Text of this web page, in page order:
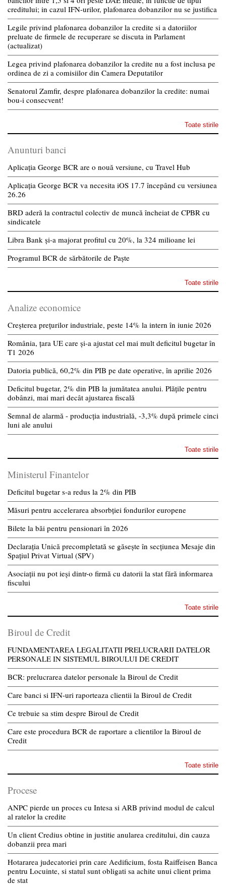
creditului; in cazul IFN-urilor, plafonarea dobanzilor nu se justifica
Legile privind plafonarea dobanzilor la credite si a datoriilor
preluate de firmele de recuperare se discuta in Parlament
(actualizat)
Legea privind plafonarea dobanzilor la credite nu a fost inclusa pe
ordinea de zi a comisiilor din Camera Deputatilor
Senatorul Zamfir, despre plafonarea dobanzilor la credite: numai
bou-i consecvent!
Toate stirile
Anunturi banci
Aplicația George BCR are o nouă versiune, cu Travel Hub
Aplicația George BCR va necesita iOS 17.7 începând cu versiunea
26.26
BRD aderă la contractul colectiv de muncă încheiat de CPBR cu
sindicatele
Libra Bank și-a majorat profitul cu 20%, la 324 milioane lei
Programul BCR de sărbătorile de Paște
Toate stirile
Analize economice
Creșterea prețurilor industriale, peste 14% la intern în iunie 2026
România, țara UE care și-a ajustat cel mai mult deficitul bugetar în
T1 2026
Datoria publică, 60,2% din PIB pe date operative, în aprilie 2026
Deficitul bugetar, 2% din PIB la jumătatea anului. Plățile pentru
dobânzi, mai mari decât ajustarea fiscală
Semnal de alarmă - producția industrială, -3,3% după primele cinci
luni ale anului
Toate stirile
Ministerul Finantelor
Deficitul bugetar s-a redus la 2% din PIB
Măsuri pentru accelerarea absorbției fondurilor europene
Bilete la băi pentru pensionari în 2026
Declarația Unică precompletată se găsește în secțiunea Mesaje din
Spațiul Privat Virtual (SPV)
Asociații nu pot ieși dintr-o firmă cu datorii la stat fără informarea
fiscului
Toate stirile
Biroul de Credit
FUNDAMENTAREA LEGALITATII PRELUCRARII DATELOR
PERSONALE IN SISTEMUL BIROULUI DE CREDIT
BCR: prelucrarea datelor personale la Biroul de Credit
Care banci si IFN-uri raporteaza clientii la Biroul de Credit
Ce trebuie sa stim despre Biroul de Credit
Care este procedura BCR de raportare a clientilor la Biroul de
Credit
Toate stirile
Procese
ANPC pierde un proces cu Intesa si ARB privind modul de calcul
al ratelor la credite
Un client Credius obtine in justitie anularea creditului, din cauza
dobanzii prea mari
Hotararea judecatoriei prin care Aedificium, fosta Raiffeisen Banca
pentru Locuinte, si statul sunt obligati sa achite unui client prima
de stat